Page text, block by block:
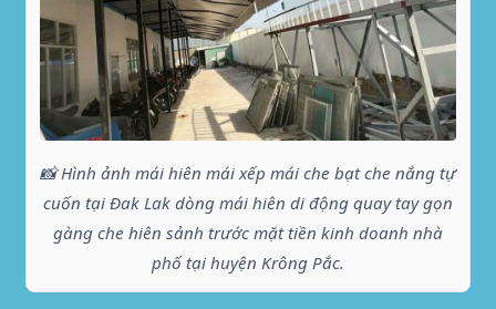
📸 Hình ảnh mái hiên mái xếp mái che bạt che nắng tự
cuốn tại Đak Lak dòng mái hiên di động quay tay gọn
gàng che hiên sảnh trước mặt tiền kinh doanh nhà
phố tại huyện Krông Pắc.